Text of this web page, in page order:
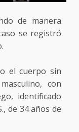
de manera
se registró
el cuerpo sin
con
identificado
de 34 años de